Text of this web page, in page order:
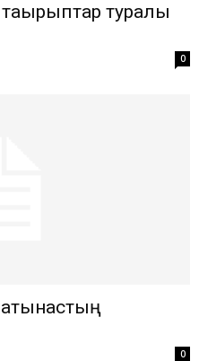
тақырыптар туралы
0
0